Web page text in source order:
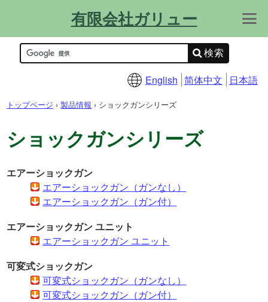
有限会社ガリュー
会社概要
お問い合わせ
最新情報
製品情報
製品カタログ
サイトマップ
サポート情報
FAQ
技術資料
動画
English 简体中文 日本語
トップページ › 製品情報 › ショックガンシリーズ
ショックガンシリーズ
エアーショックガン
エアーショックガン（ガンなし）
エアーショックガン（ガン付）
エアーショックガン ユニット
エアーショックガン ユニット
可変式ショックガン
可変式ショックガン（ガンなし）
可変式ショックガン（ガン付）